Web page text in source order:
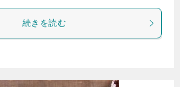
続きを読む